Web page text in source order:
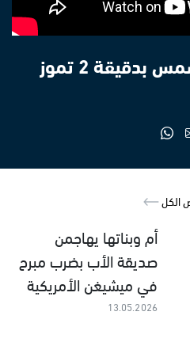
2 تموز
الكل
أم وبناتها يهاجمن
صديقة الأب بضرب مبرح
في ميشيغن الأمريكية
13.05.2026